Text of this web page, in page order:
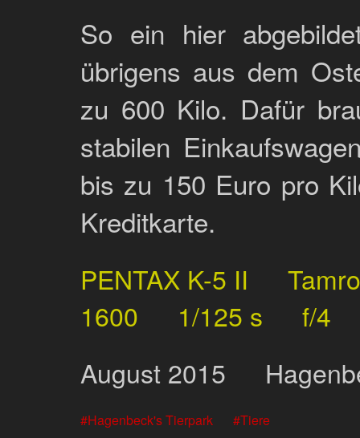
So ein hier
übrigens aus dem
zu 600 Kilo. Dafür
stabilen
bis zu 150 Euro pro
Kreditkarte.
PENTAX K-5 II
1600
1/125 s
f/4
August 2015
Hagenbeck's Tierpark Tiere